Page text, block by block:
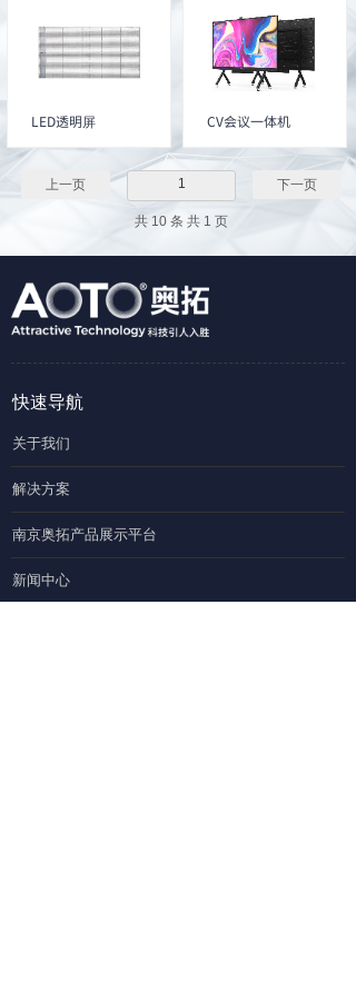
​LED透明屏 CV会议一体机
上一页 1 下一页
共 10 条 共 1 页
关于我们
解决方案
南京奥拓产品展示平台
新闻中心
快速导航